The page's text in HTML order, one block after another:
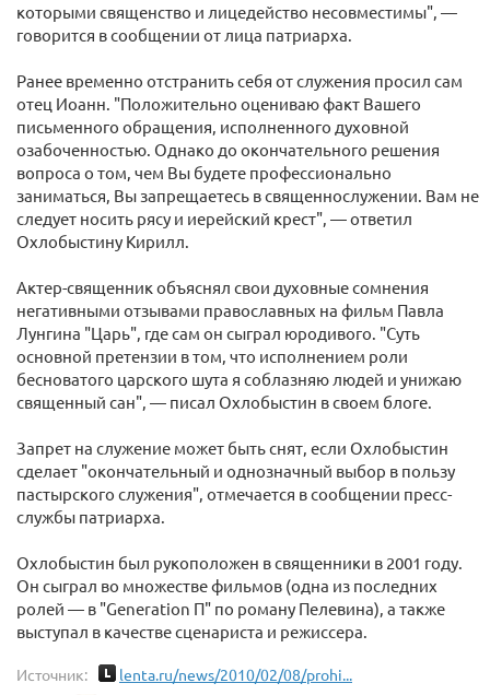
которыми священство и лицедейство несовместимы", —
говорится в сообщении от лица патриарха.
Ранее временно отстранить себя от служения просил сам
отец Иоанн. "Положительно оцениваю факт Вашего
письменного обращения, исполненного духовной
озабоченностью. Однако до окончательного решения
вопроса о том, чем Вы будете профессионально
заниматься, Вы запрещаетесь в священнослужении. Вам не
следует носить рясу и иерейский крест", — ответил
Охлобыстину Кирилл.
Актер-священник объяснял свои духовные сомнения
негативными отзывами православных на фильм Павла
Лунгина "Царь", где сам он сыграл юродивого. "Суть
основной претензии в том, что исполнением роли
бесноватого царского шута я соблазняю людей и унижаю
священный сан", — писал Охлобыстин в своем блоге.
Запрет на служение может быть снят, если Охлобыстин
сделает "окончательный и однозначный выбор в пользу
пастырского служения", отмечается в сообщении пресс-
службы патриарха.
Охлобыстин был рукоположен в священники в 2001 году.
Он сыграл во множестве фильмов (одна из последних
ролей — в "Generation П" по роману Пелевина), а также
выступал в качестве сценариста и режиссера.
Источник: lenta.ru/news/2010/02/08/prohi...